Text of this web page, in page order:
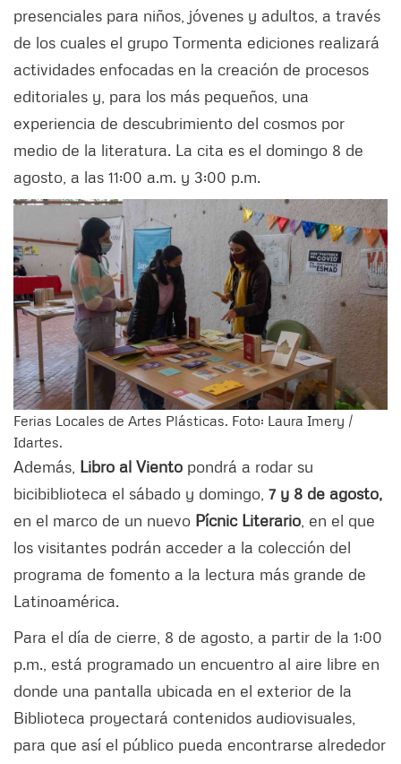
presenciales para niños, jóvenes y adultos, a través
de los cuales el grupo Tormenta ediciones realizará
actividades enfocadas en la creación de procesos
editoriales y, para los más pequeños, una
experiencia de descubrimiento del cosmos por
medio de la literatura. La cita es el domingo 8 de
agosto, a las 11:00 a.m. y 3:00 p.m.
Ferias Locales de Artes Plásticas. Foto: Laura Imery /
Idartes.
Además, Libro al Viento pondrá a rodar su
bicibiblioteca el sábado y domingo, 7 y 8 de agosto,
en el marco de un nuevo Pícnic Literario , en el que
los visitantes podrán acceder a la colección del
programa de fomento a la lectura más grande de
Latinoamérica.
Para el día de cierre, 8 de agosto, a partir de la 1:00
p.m., está programado un encuentro al aire libre en
donde una pantalla ubicada en el exterior de la
Biblioteca proyectará contenidos audiovisuales,
para que así el público pueda encontrarse alrededor